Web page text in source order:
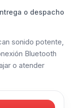
o despacho
sonido potente,
Bluetooth
o atender